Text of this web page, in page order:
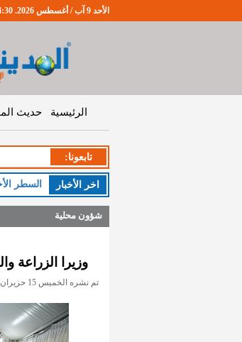
الأحد 9 آب / أغسطس 2026. 9:54:31 صباحاً
الرئيسية حديث
تابعونا:
اخر اﻷخبار السطر
شؤون محلية
وزيرا الزراعة
تم نشره الخميس 15 حزيران / يونيو 2023 09:23 مساءً